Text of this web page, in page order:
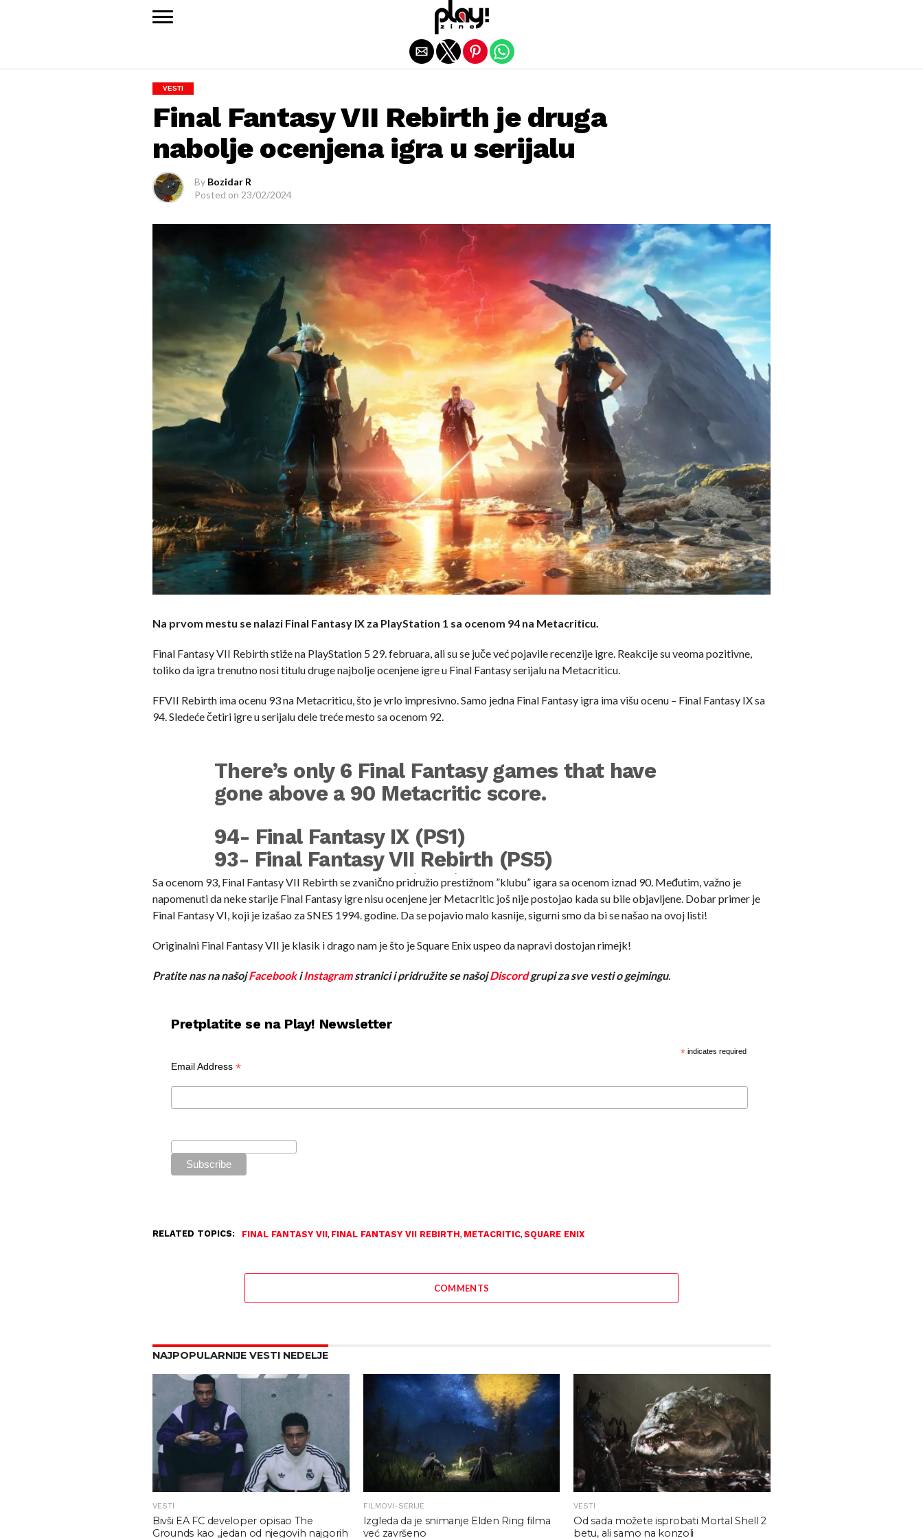
VESTI
Final Fantasy VII Rebirth je druga
nabolje ocenjena igra u serijalu
By Bozidar R
Posted on 23/02/2024
Na prvom mestu se nalazi Final Fantasy IX za PlayStation 1 sa ocenom 94 na Metacriticu.
Final Fantasy VII Rebirth stiže na PlayStation 5 29. februara, ali su se juče već pojavile recenzije igre. Reakcije su veoma pozitivne,
toliko da igra trenutno nosi titulu druge najbolje ocenjene igre u Final Fantasy serijalu na Metacriticu.
FFVII Rebirth ima ocenu 93 na Metacriticu, što je vrlo impresivno. Samo jedna Final Fantasy igra ima višu ocenu – Final Fantasy IX sa
94. Sledeće četiri igre u serijalu dele treće mesto sa ocenom 92.
There’s only 6 Final Fantasy games that have
gone above a 90 Metacritic score.
94- Final Fantasy IX (PS1)
93- Final Fantasy VII Rebirth (PS5)
92- Final Fantasy X (PS2)
92- Final Fantasy XII (PS2)
92- Final Fantasy VI Advance (GBA)
92- Final Fantasy XIV: Endwalker (PC)
pic.twitter.com/8PvD3wfpvZ
— Andy (@AndSpaceY)
Sa ocenom 93, Final Fantasy VII Rebirth se zvanično pridružio prestižnom ”klubu” igara sa ocenom iznad 90. Međutim, važno je
napomenuti da neke starije Final Fantasy igre nisu ocenjene jer Metacritic još nije postojao kada su bile objavljene. Dobar primer je
Final Fantasy VI, koji je izašao za SNES 1994. godine. Da se pojavio malo kasnije, sigurni smo da bi se našao na ovoj listi!
Originalni Final Fantasy VII je klasik i drago nam je što je Square Enix uspeo da napravi dostojan rimejk!
Pratite nas na našojFacebookiInstagramstranici i pridružite se našojDiscordgrupi za sve vesti o gejmingu.
Pretplatite se na Play! Newsletter
* indicates required
Email Address *
RELATED TOPICS: FINAL FANTASY VII, FINAL FANTASY VII REBIRTH, METACRITIC, SQUARE ENIX
COMMENTS
NAJPOPULARNIJE VESTI NEDELJE
VESTI
Bivši EA FC developer opisao The
Grounds kao „jedan od njegovih najgorih
FILMOVI-SERIJE
Izgleda da je snimanje Elden Ring filma
već završeno
VESTI
Od sada možete isprobati Mortal Shell 2
betu, ali samo na konzoli
Exit mobile version